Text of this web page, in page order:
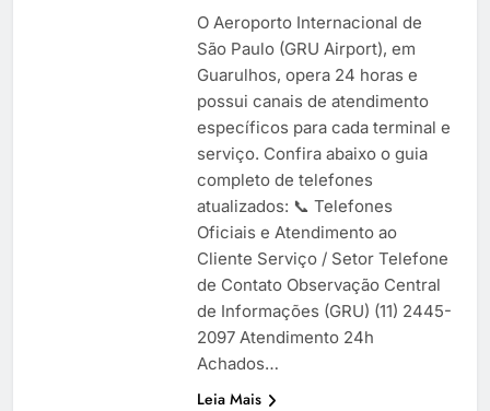
O Aeroporto Internacional de
São Paulo (GRU Airport), em
Guarulhos, opera 24 horas e
possui canais de atendimento
específicos para cada terminal e
serviço. Confira abaixo o guia
completo de telefones
atualizados: 📞 Telefones
Oficiais e Atendimento ao
Cliente Serviço / Setor Telefone
de Contato Observação Central
de Informações (GRU) (11) 2445-
2097 Atendimento 24h
Achados…
Leia Mais